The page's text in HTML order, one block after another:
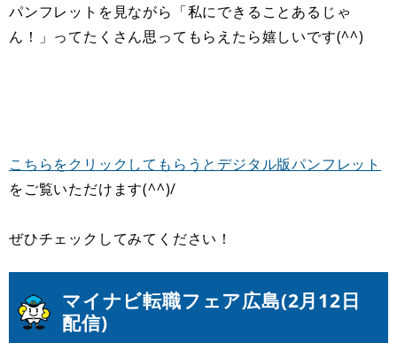
パンフレットを見ながら「私にできることあるじゃ
ん！」ってたくさん思ってもらえたら嬉しいです(^^)
こちらをクリックしてもらうとデジタル版パンフレット
をご覧いただけます(^^)/
ぜひチェックしてみてください！
マイナビ転職フェア広島(2月12日
配信)